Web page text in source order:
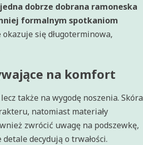
dobrze dobrana ramoneska
formalnym spotkaniom
się długoterminowa,
na komfort
także na wygodę noszenia. Skóra
natomiast materiały
zwrócić uwagę na podszewkę,
decydują o trwałości.